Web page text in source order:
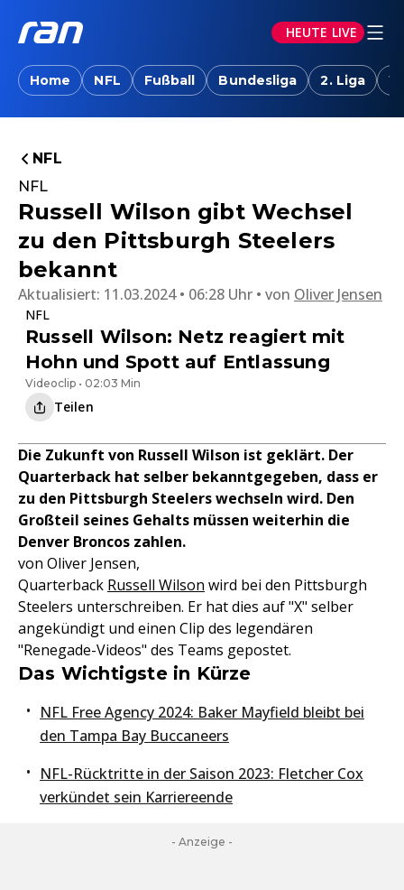
HEUTE LIVE
Home NFL Fußball Bundesliga 2. Liga
NFL
NFL
Russell Wilson gibt Wechsel
zu den Pittsburgh Steelers
bekannt
Aktualisiert: 11.03.2024 • 06:28 Uhr von Oliver Jensen
NFL
Russell Wilson: Netz reagiert mit
Hohn und Spott auf Entlassung
Videoclip • 02:03 Min
Teilen
Die Zukunft von Russell Wilson ist geklärt. Der
Quarterback hat selber bekanntgegeben, dass er
zu den Pittsburgh Steelers wechseln wird. Den
Großteil seines Gehalts müssen weiterhin die
Denver Broncos zahlen.
von Oliver Jensen,
Quarterback Russell Wilson wird bei den Pittsburgh
Steelers unterschreiben. Er hat dies auf "X" selber
angekündigt und einen Clip des legendären
"Renegade-Videos" des Teams gepostet.
Das Wichtigste in Kürze
NFL Free Agency 2024: Baker Mayfield bleibt bei
den Tampa Bay Buccaneers
NFL-Rücktritte in der Saison 2023: Fletcher Cox
verkündet sein Karriereende
- Anzeige -